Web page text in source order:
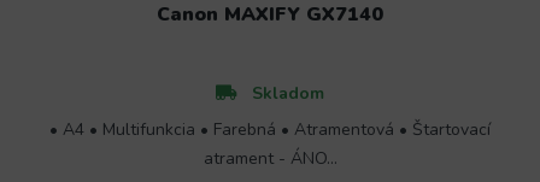
Canon MAXIFY GX7140
Skladom
• A4 • Multifunkcia • Farebná • Atramentová • Štartovací
atrament - ÁNO...